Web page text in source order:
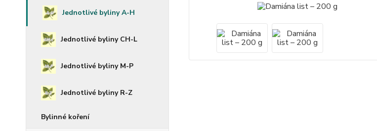
Jednotlivé byliny A-H
Jednotlivé byliny CH-L
Jednotlivé byliny M-P
Jednotlivé byliny R-Z
Bylinné koření